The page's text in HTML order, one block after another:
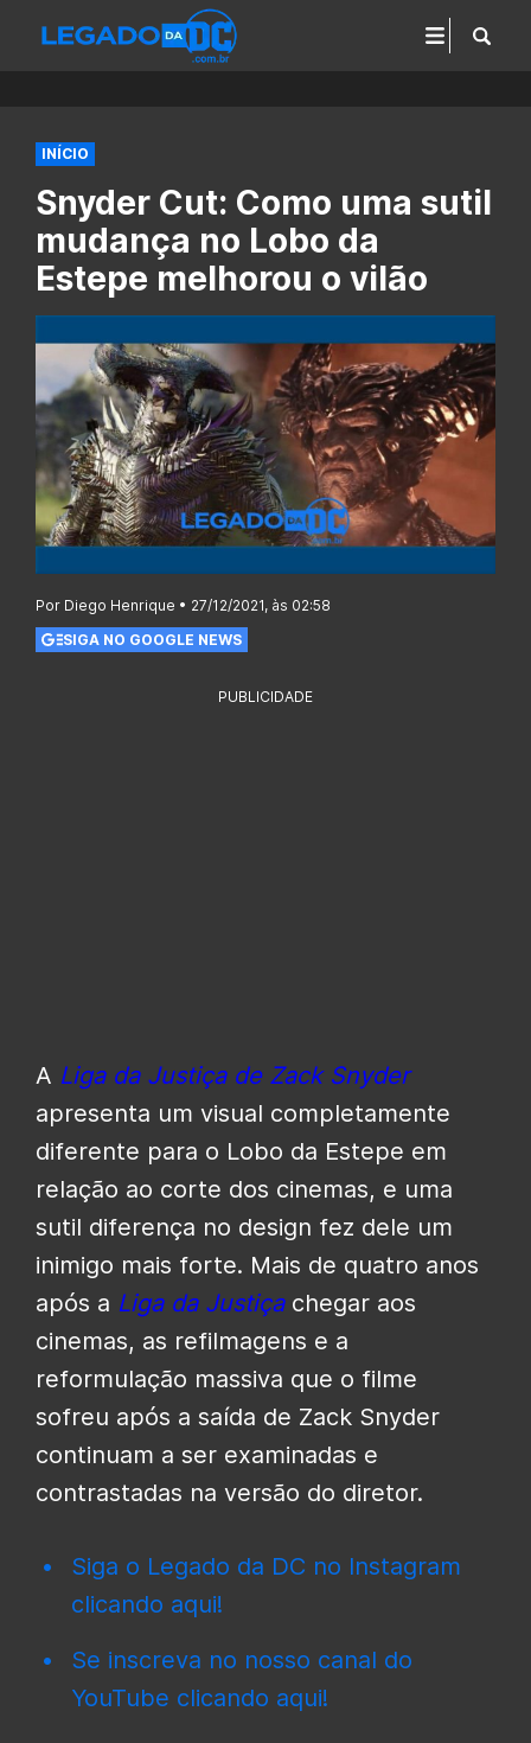
INÍCIO
Snyder Cut: Como uma sutil
mudança no Lobo da
Estepe melhorou o vilão
Por Diego Henrique • 27/12/2021, às 02:58
SIGA NO GOOGLE NEWS
PUBLICIDADE
A Liga da Justiça de Zack Snyder
apresenta um visual completamente
diferente para o Lobo da Estepe em
relação ao corte dos cinemas, e uma
sutil diferença no design fez dele um
inimigo mais forte. Mais de quatro anos
após a Liga da Justiça chegar aos
cinemas, as refilmagens e a
reformulação massiva que o filme
sofreu após a saída de Zack Snyder
continuam a ser examinadas e
contrastadas na versão do diretor.
Siga o Legado da DC no Instagram
clicando aqui!
Se inscreva no nosso canal do
YouTube clicando aqui!